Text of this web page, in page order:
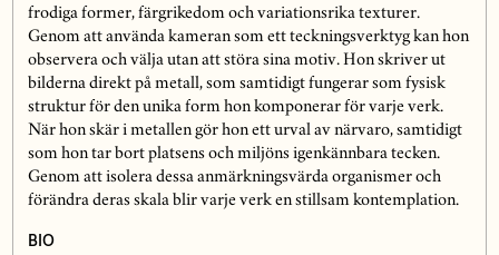
frodiga former, färgrikedom och variationsrika texturer.
Genom att använda kameran som ett teckningsverktyg kan hon
observera och välja utan att störa sina motiv. Hon skriver ut
bilderna direkt på metall, som samtidigt fungerar som fysisk
struktur för den unika form hon komponerar för varje verk.
När hon skär i metallen gör hon ett urval av närvaro, samtidigt
som hon tar bort platsens och miljöns igenkännbara tecken.
Genom att isolera dessa anmärkningsvärda organismer och
förändra deras skala blir varje verk en stillsam kontemplation.
BIO